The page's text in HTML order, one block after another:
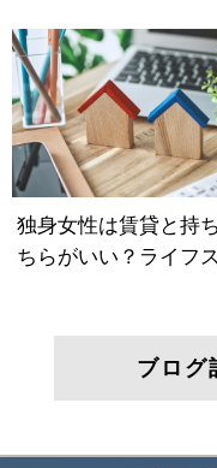
ブログ